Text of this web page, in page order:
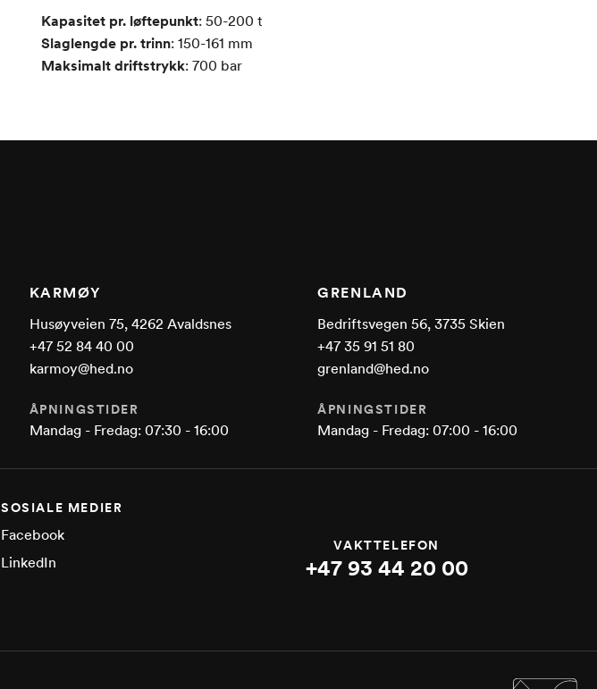
Kapasitet pr. løftepunkt: 50-200 t
Slaglengde pr. trinn: 150-161 mm
Maksimalt driftstrykk: 700 bar
KARMØY
Husøyveien 75, 4262 Avaldsnes
+47 52 84 40 00
karmoy@hed.no
ÅPNINGSTIDER
Mandag - Fredag: 07:30 - 16:00
GRENLAND
Bedriftsvegen 56, 3735 Skien
+47 35 91 51 80
grenland@hed.no
ÅPNINGSTIDER
Mandag - Fredag: 07:00 - 16:00
SOSIALE MEDIER
Facebook
LinkedIn
VAKTTELEFON
+47 93 44 20 00